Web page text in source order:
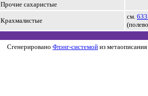
Прочие сахаристые
Крахмалистые
см.
Сгенерировано Флэнг-системой из